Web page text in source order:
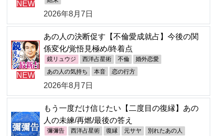
NEW
2026年8月7日
NEW
あの人の決断促す【不倫愛成就占】今後の関
係変化/覚悟見極め/終着点
鏡リュウジ 西洋占星術 不倫 婚外恋愛
あの人の気持ち 本音 恋の行方
2026年8月7日
もう一度だけ信じたい【二度目の復縁】あの
人の未練/再燃/最後の答え
彌彌告 西洋占星術 復縁 元サヤ 別れたあの人